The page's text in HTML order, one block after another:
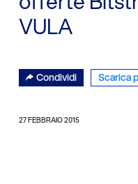
VULA
Condividi Scarica
27 FEBBRAIO 2015